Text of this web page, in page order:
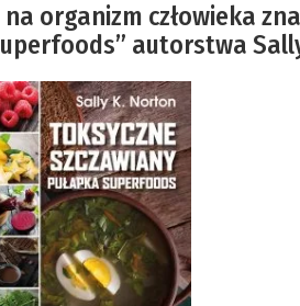
organizm człowieka
autorstwa